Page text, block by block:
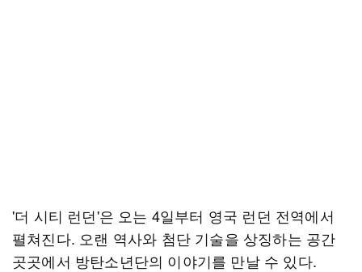
'더 시티 런던'은 오는 4일부터 영국 런던 전역에서
펼쳐진다. 오랜 역사와 첨단 기술을 상징하는 공간
곳곳에서 방탄소년단의 이야기를 만날 수 있다.